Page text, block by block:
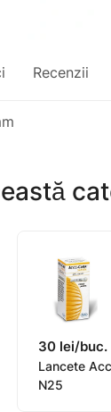
Recenzii
30 lei/buc.
Lancete
N25